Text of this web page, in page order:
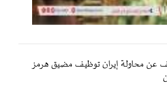
محاولة إيران توظيف مضيق هرمز